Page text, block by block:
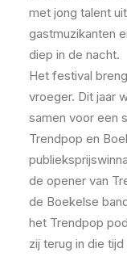
met jong talent
gastmuzikanten
diep in de nacht.
Het festival
vroeger. Dit jaar
samen voor een
Trendpop en
de opener van
de Boekelse
het Trendpop
zij terug in die